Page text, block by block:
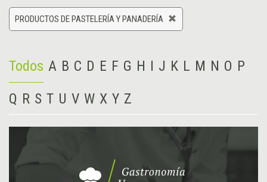
PRODUCTOS DE PASTELERÍA Y PANADERÍA
Todos A B C D E F G H I J K L M N O P
Q R S T U V W X Y Z